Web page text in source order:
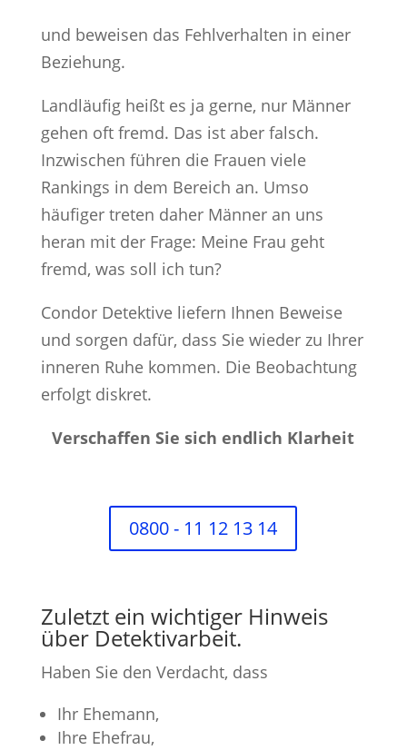
und beweisen das Fehlverhalten in einer
Beziehung.
Landläufig heißt es ja gerne, nur Männer
gehen oft fremd. Das ist aber falsch.
Inzwischen führen die Frauen viele
Rankings in dem Bereich an. Umso
häufiger treten daher Männer an uns
heran mit der Frage: Meine Frau geht
fremd, was soll ich tun?
Condor Detektive liefern Ihnen Beweise
und sorgen dafür, dass Sie wieder zu Ihrer
inneren Ruhe kommen. Die Beobachtung
erfolgt diskret.
Verschaffen Sie sich endlich Klarheit
0800 - 11 12 13 14
Zuletzt ein wichtiger Hinweis
über Detektivarbeit.
Haben Sie den Verdacht, dass
Ihr Ehemann,
Ihre Ehefrau,